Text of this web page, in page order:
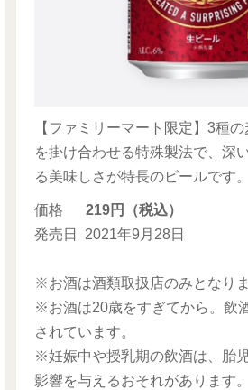
【ファミリーマート限定】3種
を掛け合わせる特殊製法で、深
る美味しさが特長のビールです。
価格
219円（税込）
発売日
2021年9月28日
※お酒は酒類取扱店のみとなりま
※お酒は20歳をすぎてから。飲
されています。
※妊娠中や授乳期の飲酒は、胎
影響を与えるおそれがあります。